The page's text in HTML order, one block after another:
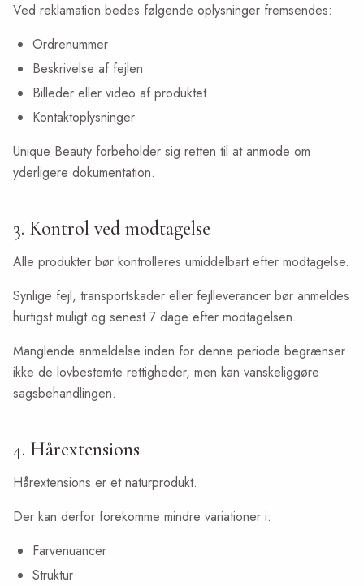
Ved reklamation bedes følgende oplysninger fremsendes:
Ordrenummer
Beskrivelse af fejlen
Billeder eller video af produktet
Kontaktoplysninger
Unique Beauty forbeholder sig retten til at anmode om
yderligere dokumentation.
3. Kontrol ved modtagelse
Alle produkter bør kontrolleres umiddelbart efter modtagelse.
Synlige fejl, transportskader eller fejlleverancer bør anmeldes
hurtigst muligt og senest 7 dage efter modtagelsen.
Manglende anmeldelse inden for denne periode begrænser
ikke de lovbestemte rettigheder, men kan vanskeliggøre
sagsbehandlingen.
4. Hårextensions
Hårextensions er et naturprodukt.
Der kan derfor forekomme mindre variationer i:
Farvenuancer
Struktur